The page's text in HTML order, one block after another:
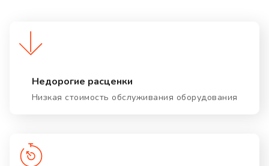
Недорогие расценки
Низкая стоимость обслуживания оборудования